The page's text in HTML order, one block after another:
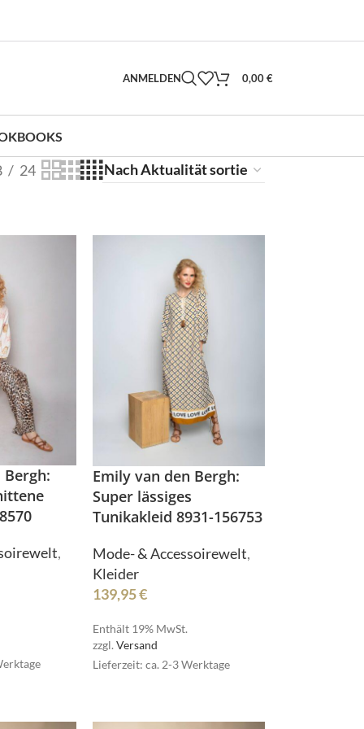
ANMELDEN 0,00€
Bielefelder Bettwaren
24
Bergh:
,
Emily van den Bergh:
Super lässiges
Tunikakleid 8931-156753
Mode- & Accessoirewelt,
Kleider
139,95€
Enthält 19% MwSt.
zzgl. Versand
Lieferzeit: ca. 2-3 Werktage